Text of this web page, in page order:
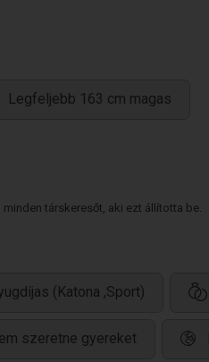
Legfeljebb 163 cm magas
társkeresőt, aki ezt állította be.
(Katona ,Sport)
szeretne gyereket